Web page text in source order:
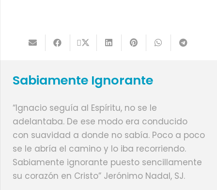
Sabiamente Ignorante
“Ignacio seguía al Espíritu, no se le
adelantaba. De ese modo era conducido
con suavidad a donde no sabía. Poco a poco
se le abría el camino y lo iba recorriendo.
Sabiamente ignorante puesto sencillamente
su corazón en Cristo” Jerónimo Nadal, SJ.